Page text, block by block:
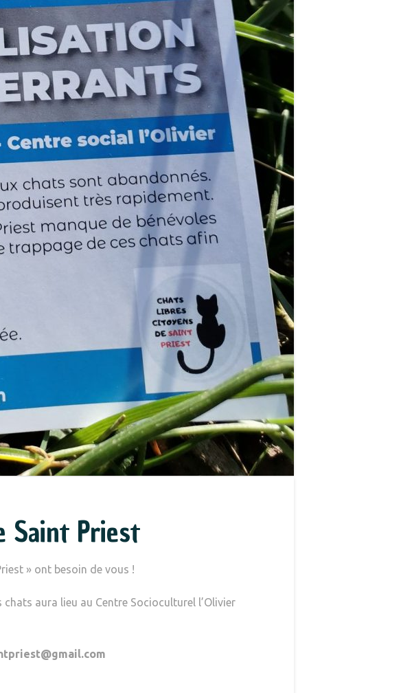
Saint Priest
» ont besoin de vous !
aura lieu au Centre Socioculturel l’Olivier